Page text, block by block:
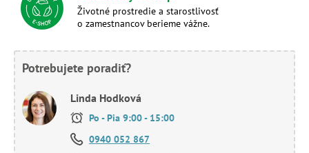
Životné prostredie a starostlivosť
o zamestnancov berieme vážne.
Potrebujete poradiť?
Linda Hodková
Po - Pia 9:00 - 15:00
0940 052 867